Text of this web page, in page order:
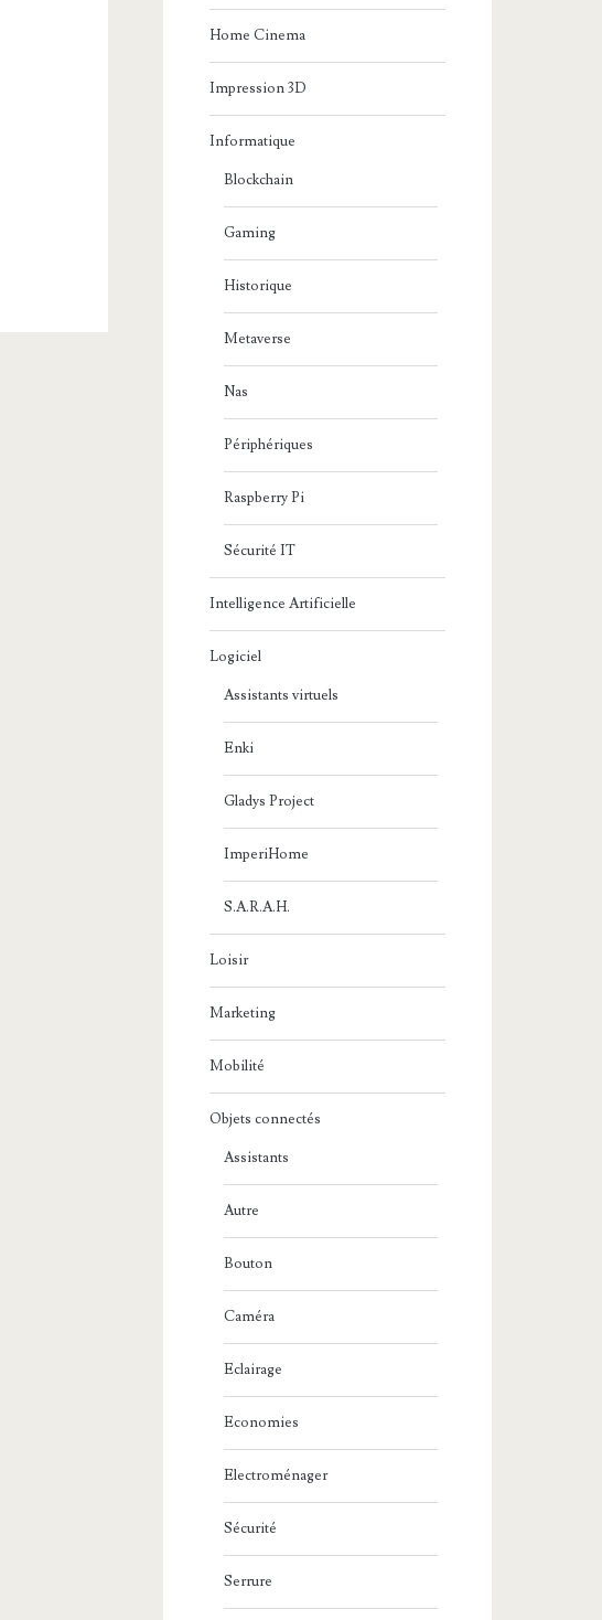
Home Cinema
Impression 3D
Informatique
Blockchain
Gaming
Historique
Metaverse
Nas
Périphériques
Raspberry Pi
Sécurité IT
Intelligence Artificielle
Logiciel
Assistants virtuels
Enki
Gladys Project
ImperiHome
S.A.R.A.H.
Loisir
Marketing
Mobilité
Objets connectés
Assistants
Autre
Bouton
Caméra
Eclairage
Economies
Electroménager
Sécurité
Serrure